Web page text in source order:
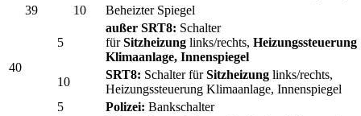
39
10 Beheizter Spiegel
40
5
außer SRT8: Schalter
fürSitzheizung links/rechts, Heizungssteuerung
Klimaanlage, Innenspiegel
10
SRT8: Schalter fürSitzheizung links/rechts,
Heizungssteuerung Klimaanlage, Innenspiegel
5
Polizei: Bankschalter